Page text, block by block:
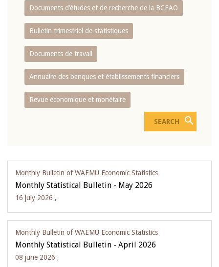
Documents d’études et de recherche de la BCEAO
Bulletin trimestriel de statistiques
Documents de travail
Annuaire des banques et établissements financiers
Revue économique et monétaire
Monthly Bulletin of WAEMU Economic Statistics
Monthly Statistical Bulletin - May 2026
16 july 2026 ,
Monthly Bulletin of WAEMU Economic Statistics
Monthly Statistical Bulletin - April 2026
08 june 2026 ,